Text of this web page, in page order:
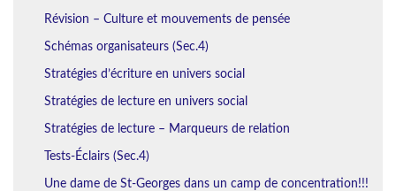
Révision – Culture et mouvements de pensée
Schémas organisateurs (Sec.4)
Stratégies d’écriture en univers social
Stratégies de lecture en univers social
Stratégies de lecture – Marqueurs de relation
Tests-Éclairs (Sec.4)
Une dame de St-Georges dans un camp de concentration!!!